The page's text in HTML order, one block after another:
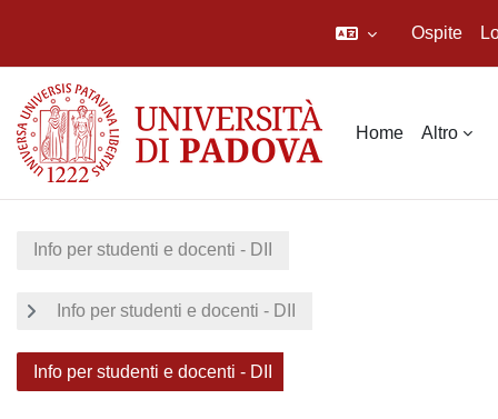
Ospite
Home Altro
Info per studenti e docenti - DII
Info per studenti e docenti - DII
Info per studenti e docenti - DII